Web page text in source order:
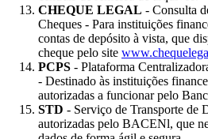
CHEQUE LEGAL - Consulta
Cheques - Para instituições
contas de depósito à vista, que
cheque pelo site
PCPS - Plataforma
- Destinado às instituições
autorizadas a funcionar pelo
STD - Serviço de Transporte de
autorizadas pelo BACENl, que